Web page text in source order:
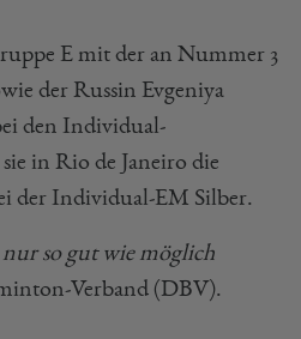
E mit der an Nummer 3
der Russin Evgeniya
den Individual-
in Rio de Janeiro die
der Individual-EM Silber.
so gut wie möglich
Verband (DBV).